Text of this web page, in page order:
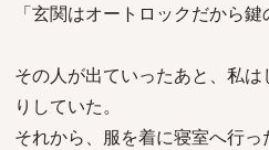
「玄関はオートロックだから鍵
その人が出ていったあと、私
りしていた。
それから、服を着に寝室へ行